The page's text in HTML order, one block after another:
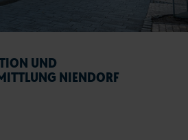
UND
NIENDORF